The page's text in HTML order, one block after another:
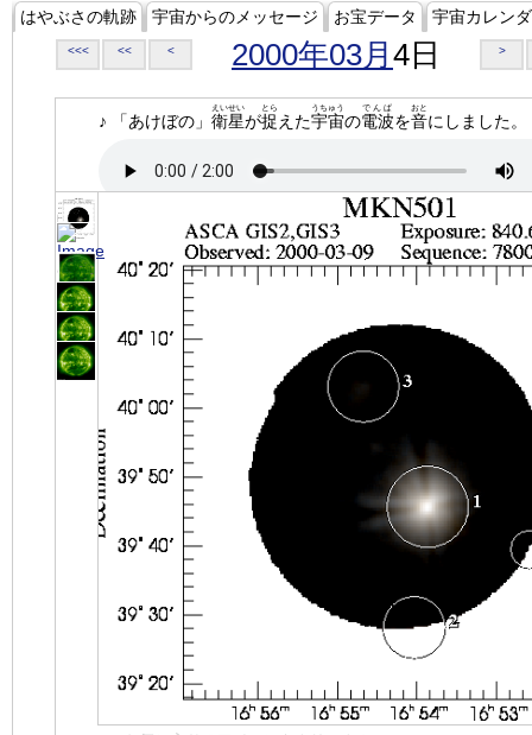
はやぶさの軌跡 宇宙からのメッセージ お宝データ 宇宙カレン
<<< << < 2000年03月 4日 >
♪ 「あけぼの」 衛星
えいせい
が捉
とら
えた宇宙
うちゅう
の電波
でんぱ
を音
おと
にしました。